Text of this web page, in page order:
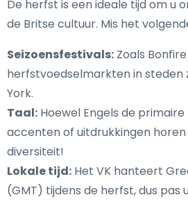
De herfst is een ideale tijd om u
de Britse cultuur. Mis het
Seizoensfestivals: Zoals
herfstvoedselmarkten in steden
York.
Taal: Hoewel Engels de
accenten of uitdrukkingen
diversiteit!
Lokale tijd: Het VK hanteert
(GMT) tijdens de herfst, dus pas